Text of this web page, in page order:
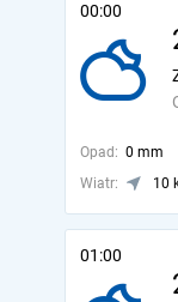
00:00
Opad: 0 mm
Wiatr:
10
01:00